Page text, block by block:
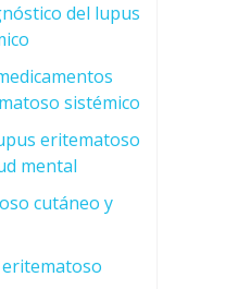
del lupus
sistémico
eritematoso
mental
cutáneo y